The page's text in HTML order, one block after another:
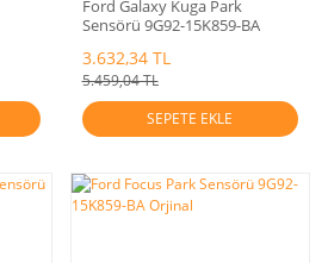
Ford Galaxy Kuga Park
Sensörü 9G92-15K859-BA
3.632,34 TL
5.459,04 TL
SEPETE EKLE